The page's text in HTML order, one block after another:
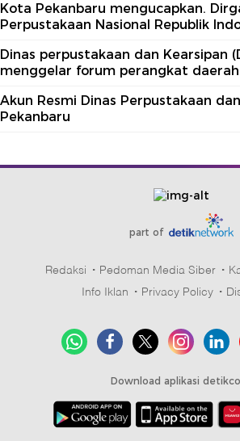
Kota Pekanbaru mengucapkan.
Perpustakaan Nasional Republik
Dinas perpustakaan dan Kearsipan
menggelar forum perangkat
Akun Resmi Dinas Perpustakaan
Pekanbaru
part of
Redaksi Pedoman Media Siber
Info Iklan
Privacy Policy
Download aplikasi